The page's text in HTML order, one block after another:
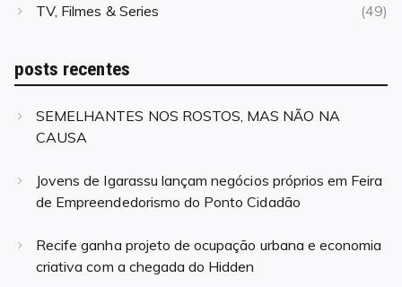
TV, Filmes & Series
(49)
posts recentes
SEMELHANTES NOS ROSTOS, MAS NÃO NA
CAUSA
Jovens de Igarassu lançam negócios próprios em Feira
de Empreendedorismo do Ponto Cidadão
Recife ganha projeto de ocupação urbana e economia
criativa com a chegada do Hidden